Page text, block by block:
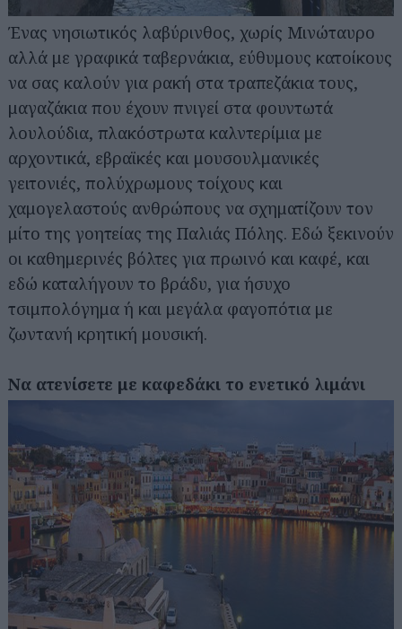
Ένας νησιωτικός λαβύρινθος, χωρίς Μινώταυρο
αλλά με γραφικά ταβερνάκια, εύθυμους κατοίκους
να σας καλούν για ρακή στα τραπεζάκια τους,
μαγαζάκια που έχουν πνιγεί στα φουντωτά
λουλούδια, πλακόστρωτα καλντερίμια με
αρχοντικά, εβραϊκές και μουσουλμανικές
γειτονιές, πολύχρωμους τοίχους και
χαμογελαστούς ανθρώπους να σχηματίζουν τον
μίτο της γοητείας της Παλιάς Πόλης. Εδώ ξεκινούν
οι καθημερινές βόλτες για πρωινό και καφέ, και
εδώ καταλήγουν το βράδυ, για ήσυχο
τσιμπολόγημα ή και μεγάλα φαγοπότια με
ζωντανή κρητική μουσική.
Να ατενίσετε με καφεδάκι το ενετικό λιμάνι